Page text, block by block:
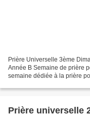
Prière Universelle 3ème
Année B Semaine de prière
semaine dédiée à la prière
Prière universelle